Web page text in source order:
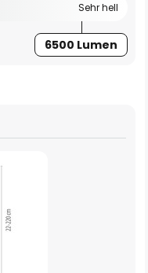
Sehr hell
6500 Lumen